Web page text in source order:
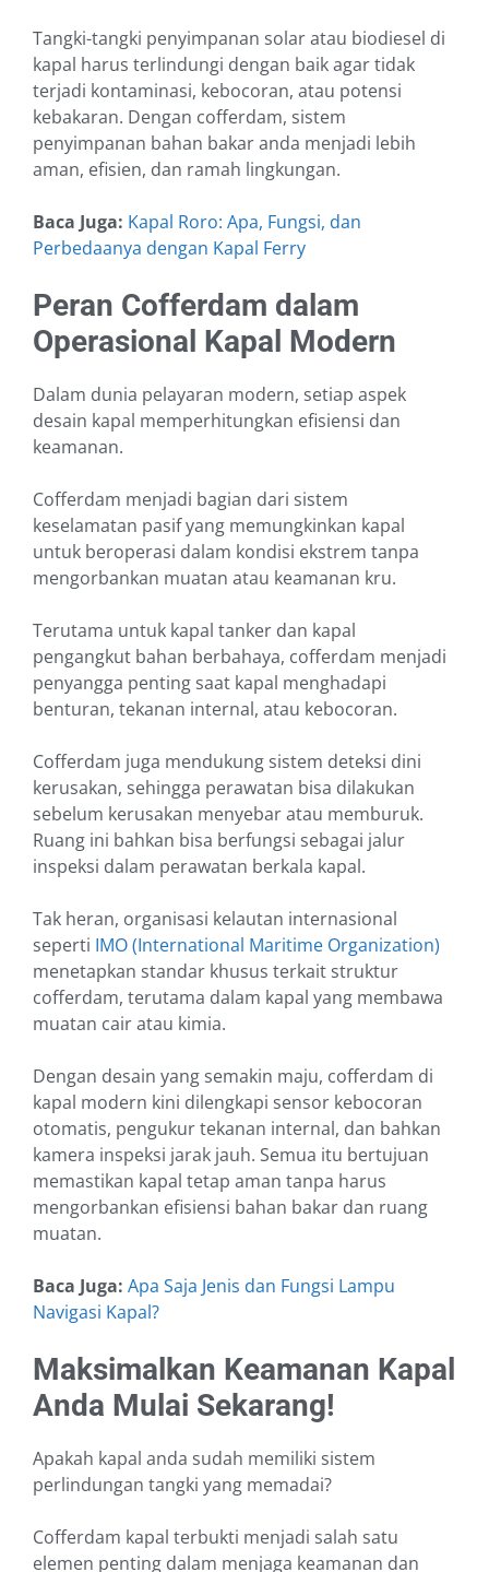
Tangki-tangki penyimpanan solar atau biodiesel di
kapal harus terlindungi dengan baik agar tidak
terjadi kontaminasi, kebocoran, atau potensi
kebakaran. Dengan cofferdam, sistem
penyimpanan bahan bakar anda menjadi lebih
aman, efisien, dan ramah lingkungan.
Baca Juga: Kapal Roro: Apa, Fungsi, dan
Perbedaanya dengan Kapal Ferry
Peran Cofferdam dalam
Operasional Kapal Modern
Dalam dunia pelayaran modern, setiap aspek
desain kapal memperhitungkan efisiensi dan
keamanan.
Cofferdam menjadi bagian dari sistem
keselamatan pasif yang memungkinkan kapal
untuk beroperasi dalam kondisi ekstrem tanpa
mengorbankan muatan atau keamanan kru.
Terutama untuk kapal tanker dan kapal
pengangkut bahan berbahaya, cofferdam menjadi
penyangga penting saat kapal menghadapi
benturan, tekanan internal, atau kebocoran.
Cofferdam juga mendukung sistem deteksi dini
kerusakan, sehingga perawatan bisa dilakukan
sebelum kerusakan menyebar atau memburuk.
Ruang ini bahkan bisa berfungsi sebagai jalur
inspeksi dalam perawatan berkala kapal.
Tak heran, organisasi kelautan internasional
seperti IMO (International Maritime Organization)
menetapkan standar khusus terkait struktur
cofferdam, terutama dalam kapal yang membawa
muatan cair atau kimia.
Dengan desain yang semakin maju, cofferdam di
kapal modern kini dilengkapi sensor kebocoran
otomatis, pengukur tekanan internal, dan bahkan
kamera inspeksi jarak jauh. Semua itu bertujuan
memastikan kapal tetap aman tanpa harus
mengorbankan efisiensi bahan bakar dan ruang
muatan.
Baca Juga: Apa Saja Jenis dan Fungsi Lampu
Navigasi Kapal?
Maksimalkan Keamanan Kapal
Anda Mulai Sekarang!
Apakah kapal anda sudah memiliki sistem
perlindungan tangki yang memadai?
Cofferdam kapal terbukti menjadi salah satu
elemen penting dalam menjaga keamanan dan